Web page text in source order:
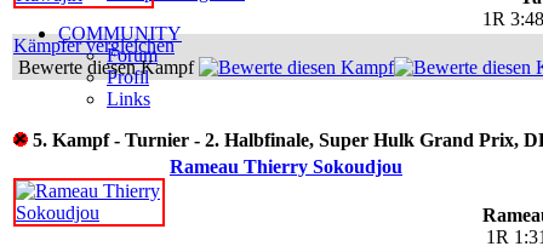
COMMUNITY
Forum
Profil
Links
1R
Kämpfer vergleichen
Bewerte diesen Kampf
5. Kampf - Turnier - 2. Halbfinale, Super Hulk Grand Prix,
Rameau Thierry Sokoudjou
1R